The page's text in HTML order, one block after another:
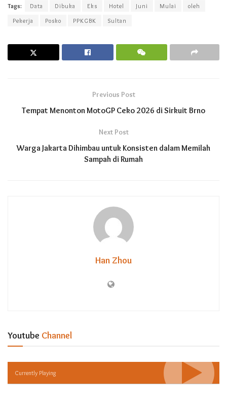
Tags: Data Dibuka Eks Hotel Juni Mulai
oleh
Pekerja
Posko PPKGBK Sultan
Previous Post
Tempat Menonton MotoGP Ceko 2026 di Sirkuit Brno
Next Post
Warga Jakarta Dihimbau untuk Konsisten dalam Memilah
Sampah di Rumah
Han Zhou
Youtube Channel
Currently Playing